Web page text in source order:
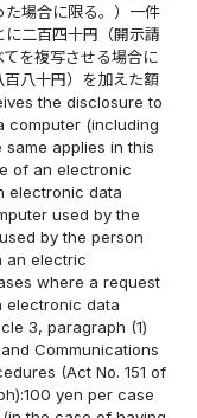
場合に限る。）一件
に二百四十円（開示請
を複写させる場合に
八十円）を加えた額
the disclosure to
computer (including
applies in this
of an electronic
electronic data
used by the
by the person
an electric
where a request
electronic data
3, paragraph (1)
Communications
(Act No. 151 of
yen per case